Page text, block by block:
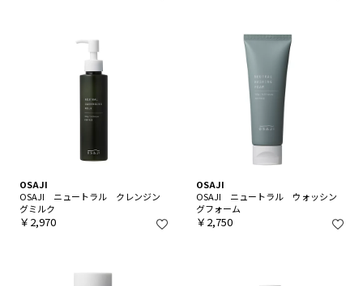
OSAJI
OSAJI ニュートラル クレンジン
グミルク
￥2,970
OSAJI
OSAJI ニュートラル ウォッシン
グフォーム
￥2,750